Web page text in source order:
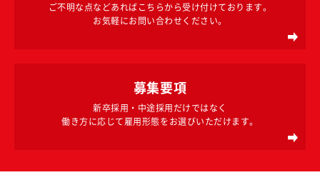
ご不明な点などあればこちらから受け付けております。
お気軽にお問い合わせください。
募集要項
新卒採用・中途採用だけではなく
働き方に応じて雇用形態をお選びいただけます。